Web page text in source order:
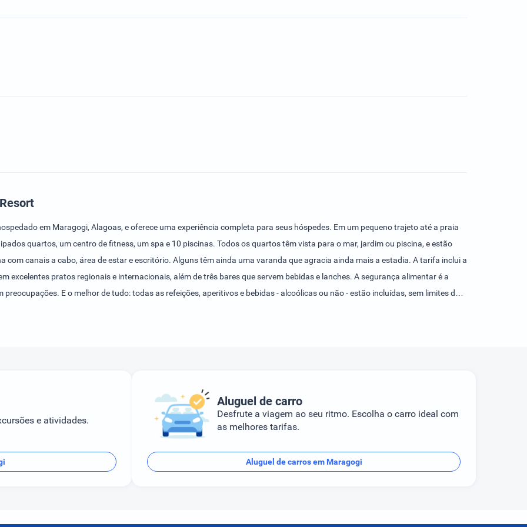
em Maragogi, Alagoas, e oferece uma experiência completa para seus hóspedes. Em um pequeno trajeto até a praia
quartos, um centro de fitness, um spa e 10 piscinas. Todos os quartos têm vista para o mar, jardim ou piscina, e estão
com canais a cabo, área de estar e escritório. Alguns têm ainda uma varanda que agracia ainda mais a estadia. A tarifa inclui a
excelentes pratos regionais e internacionais, além de três bares que servem bebidas e lanches. A segurança alimentar é a
E o melhor de tudo: todas as refeições, aperitivos e bebidas - alcoólicas ou não - estão incluídas, sem limites de
e atividades.
Aluguel de carro
Desfrute a viagem ao seu ritmo. Escolha o carro ideal com
as melhores tarifas.
Aluguel de carros em Maragogi